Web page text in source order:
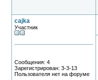
cajka
Участник
Сообщения: 4
Зарегистрирован: 3-3-13
Пользователя нет на форуме